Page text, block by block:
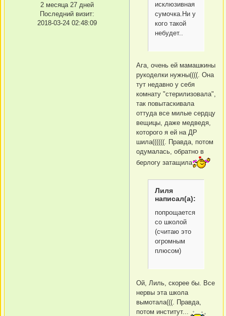
2 месяца 27 дней
Последний визит:
2018-03-24 02:48:09
исклюзивная
сумочка.Ни у
кого такой
небудет..
Ага, очень ей мамашкины
рукоделки нужны((((. Она
тут недавно у себя
комнату "стерилизовала",
так повытаскивала
оттуда все милые сердцу
вещицы, даже медведя,
которого я ей на ДР
шила((((((. Правда, потом
одумалась, обратно в
берлогу затащила
Лиля
написал(а):
попрощается
со школой
(считаю это
огромным
плюсом)
Ой, Лиль, скорее бы. Все
нервы эта школа
вымотала(((. Правда,
потом институт...